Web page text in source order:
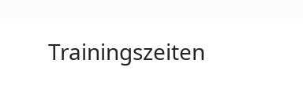
Trainingszeiten